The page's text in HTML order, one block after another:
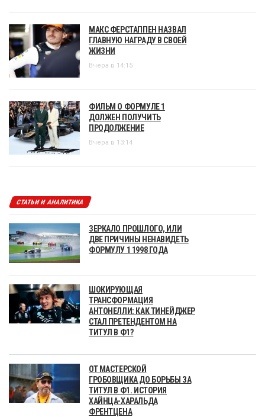
МАКС ФЕРСТАППЕН НАЗВАЛ
ГЛАВНУЮ НАГРАДУ В СВОЕЙ
ЖИЗНИ
Вчера в 14:15
ФИЛЬМ О ФОРМУЛЕ 1
ДОЛЖЕН ПОЛУЧИТЬ
ПРОДОЛЖЕНИЕ
Вчера в 13:14
СТАТЬИ И АНАЛИТИКА
ЗЕРКАЛО ПРОШЛОГО, ИЛИ
ДВЕ ПРИЧИНЫ НЕНАВИДЕТЬ
ФОРМУЛУ 1 1998 ГОДА
ШОКИРУЮЩАЯ
ТРАНСФОРМАЦИЯ
АНТОНЕЛЛИ: КАК ТИНЕЙДЖЕР
СТАЛ ПРЕТЕНДЕНТОМ НА
ТИТУЛ В Ф1?
ОТ МАСТЕРСКОЙ
ГРОБОВЩИКА ДО БОРЬБЫ ЗА
ТИТУЛ В Ф1. ИСТОРИЯ
ХАЙНЦА-ХАРАЛЬДА
ФРЕНТЦЕНА